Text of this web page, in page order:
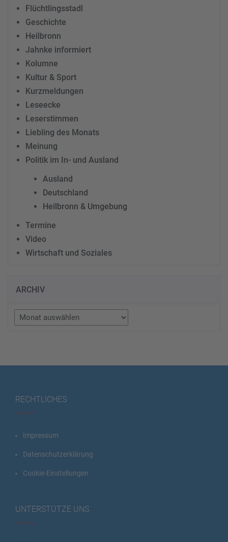
Flüchtlingsstadl
Geschichte
Heilbronn
Jahnke informiert
Kolumne
Kultur & Sport
Kurzmeldungen
Leseecke
Leserstimmen
Liebling des Monats
Meinung
Politik im In- und Ausland
Ausland
Deutschland
Heilbronn & Umgebung
Termine
Video
Wirtschaft und Soziales
ARCHIV
Archiv
RECHTLICHES
Impressum
Datenschutzerklärung
Cookie-Einstellungen
UNTERSTÜTZE UNS